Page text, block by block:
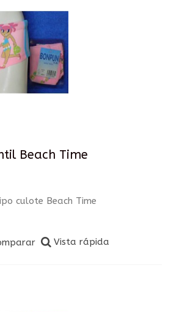
Beach Time
culote Beach Time
Vista rápida